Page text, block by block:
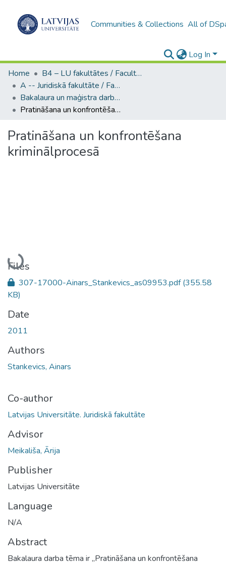
Communities & Collections All of
Log In
Home
B4 – LU fakultātes / Faculties of the UL
A -- Juridiskā fakultāte / Faculty of Law
Bakalaura un maģistra darbi (JF) / Bachelor's and Master's theses
Pratināšana un konfrontēšana kriminālprocesā
Pratināšana un konfrontēšana
kriminālprocesā
Loading...
Files
307-17000-Ainars_Stankevics_as09953.pdf(355.58
KB)
Date
2011
Authors
Stankevics, Ainars
Co-author
Latvijas Universitāte. Juridiskā fakultāte
Advisor
Meikališa, Ārija
Publisher
Latvijas Universitāte
Language
N/A
Abstract
Bakalaura darba tēma ir „Pratināšana un konfrontēšana